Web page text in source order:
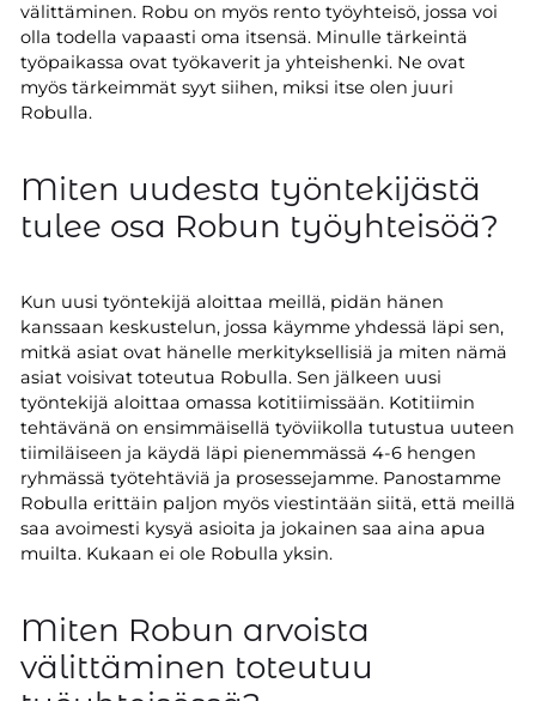
välittäminen. Robu on myös rento työyhteisö, jossa voi
olla todella vapaasti oma itsensä. Minulle tärkeintä
työpaikassa ovat työkaverit ja yhteishenki. Ne ovat
myös tärkeimmät syyt siihen, miksi itse olen juuri
Robulla.
Miten uudesta työntekijästä
tulee osa Robun työyhteisöä?
Kun uusi työntekijä aloittaa meillä, pidän hänen
kanssaan keskustelun, jossa käymme yhdessä läpi sen,
mitkä asiat ovat hänelle merkityksellisiä ja miten nämä
asiat voisivat toteutua Robulla. Sen jälkeen uusi
työntekijä aloittaa omassa kotitiimissään. Kotitiimin
tehtävänä on ensimmäisellä työviikolla tutustua uuteen
tiimiläiseen ja käydä läpi pienemmässä 4-6 hengen
ryhmässä työtehtäviä ja prosessejamme. Panostamme
Robulla erittäin paljon myös viestintään siitä, että meillä
saa avoimesti kysyä asioita ja jokainen saa aina apua
muilta. Kukaan ei ole Robulla yksin.
Miten Robun arvoista
välittäminen toteutuu